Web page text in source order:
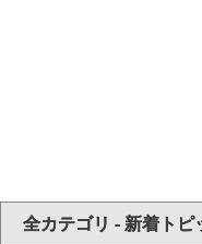
全カテゴリ - 新着トピ